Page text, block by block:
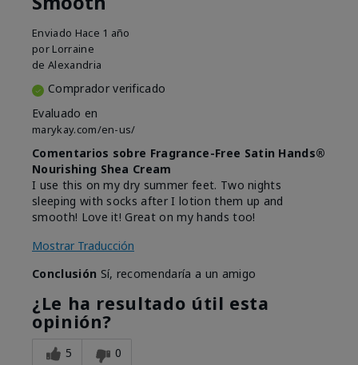
Enviado Hace 1 año
por Lorraine
de Alexandria
Comprador verificado
Evaluado en
marykay.com/en-us/
Comentarios sobre Fragrance-Free Satin Hands®
Nourishing Shea Cream
I use this on my dry summer feet. Two nights
sleeping with socks after I lotion them up and
smooth! Love it! Great on my hands too!
Mostrar Traducción
Conclusión Sí, recomendaría a un amigo
¿Le ha resultado útil esta
opinión?
5 0